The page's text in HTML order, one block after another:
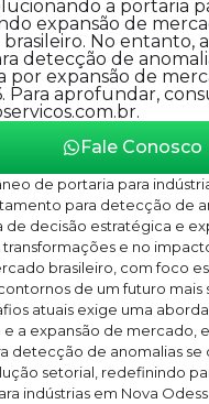
a portaria
expansão de
No entanto,
detecção de
por expansão de
Para aprofundar,
Fale Conosco
de portaria para
para detecção de
de decisão estratégica e
e no
brasileiro, com foco
de um futuro
atuais exige uma
a expansão de mercado,
detecção de anomalias se
setorial, redefinindo
indústrias em Nova